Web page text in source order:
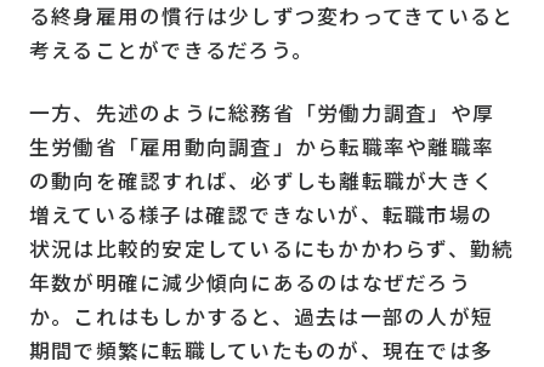
る終身雇用の慣行は少しずつ変わってきていると
考えることができるだろう。
一方、先述のように総務省「労働力調査」や厚
生労働省「雇用動向調査」から転職率や離職率
の動向を確認すれば、必ずしも離転職が大きく
増えている様子は確認できないが、転職市場の
状況は比較的安定しているにもかかわらず、勤続
年数が明確に減少傾向にあるのはなぜだろう
か。これはもしかすると、過去は一部の人が短
期間で頻繁に転職していたものが、現在では多